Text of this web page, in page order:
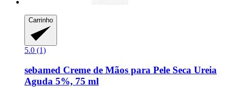
Carrinho
5.0 (1)
sebamed Creme de Mãos para Pele Seca Ureia
Aguda 5%, 75 ml